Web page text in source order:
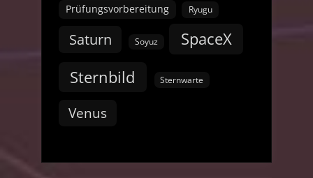
Prüfungsvorbereitung Ryugu
Saturn Soyuz
SpaceX
Sternbild
Sternwarte
Venus